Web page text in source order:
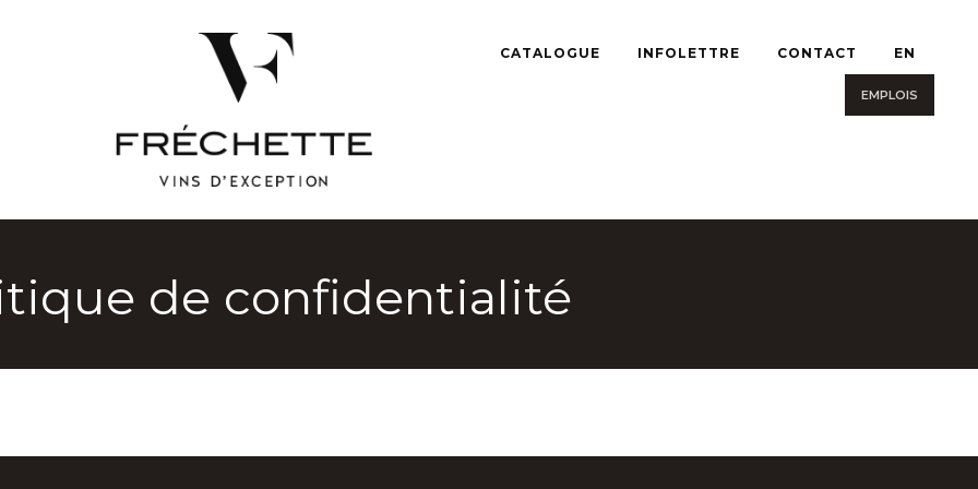
CATALOGUE INFOLETTRE CONTACT EN
EMPLOIS
de confidentialité